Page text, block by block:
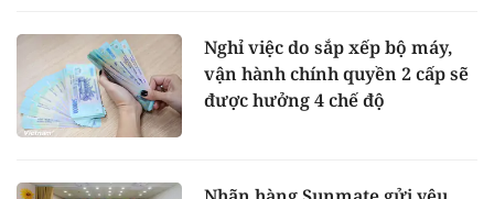
Nghỉ việc do sắp xếp bộ máy,
vận hành chính quyền 2 cấp sẽ
được hưởng 4 chế độ